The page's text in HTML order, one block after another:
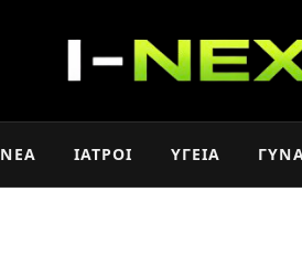
ΝΈΑ ΙΑΤΡΟΊ ΥΓΕΊΑ